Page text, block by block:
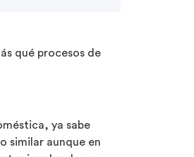
qué procesos de
ya sabe
similar aunque en